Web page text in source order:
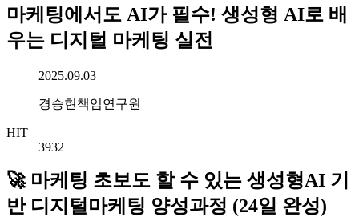
마케팅에서도 AI가 필수! 생성형 AI로 배
우는 디지털 마케팅 실전
작성일시2025.09.03
작성자경승현책임연구원
HIT
3932
🚀 마케팅 초보도 할 수 있는 생성형AI 기
반 디지털마케팅 양성과정 (24일 완성)